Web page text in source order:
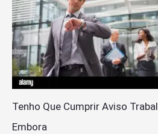
Tenho Que Cumprir Aviso
Embora